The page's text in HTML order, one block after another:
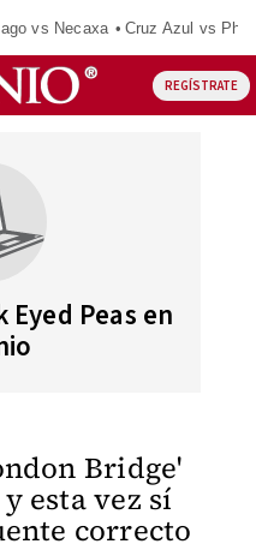
vs Necaxa Cruz Azul vs
REGÍSTRATE
Peas en
Bridge'
esta vez sí
correcto